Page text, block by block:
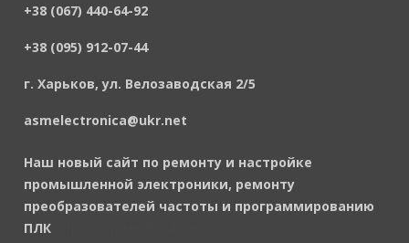
+38 (067) 440-64-92
+38 (095) 912-07-44
г. Харьков, ул. Велозаводская 2/5
asmelectronica@ukr.net
Наш новый сайт по ремонту и настройке
промышленной электроники, ремонту
преобразователей частоты и программированию
ПЛК